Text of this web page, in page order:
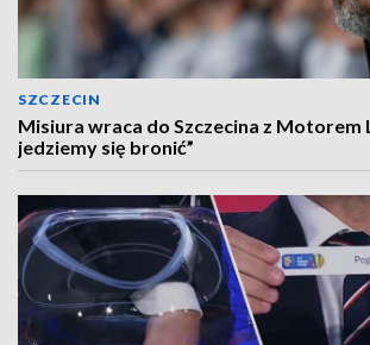
SZCZECIN
Misiura wraca do Szczecina z Motorem
jedziemy się bronić”